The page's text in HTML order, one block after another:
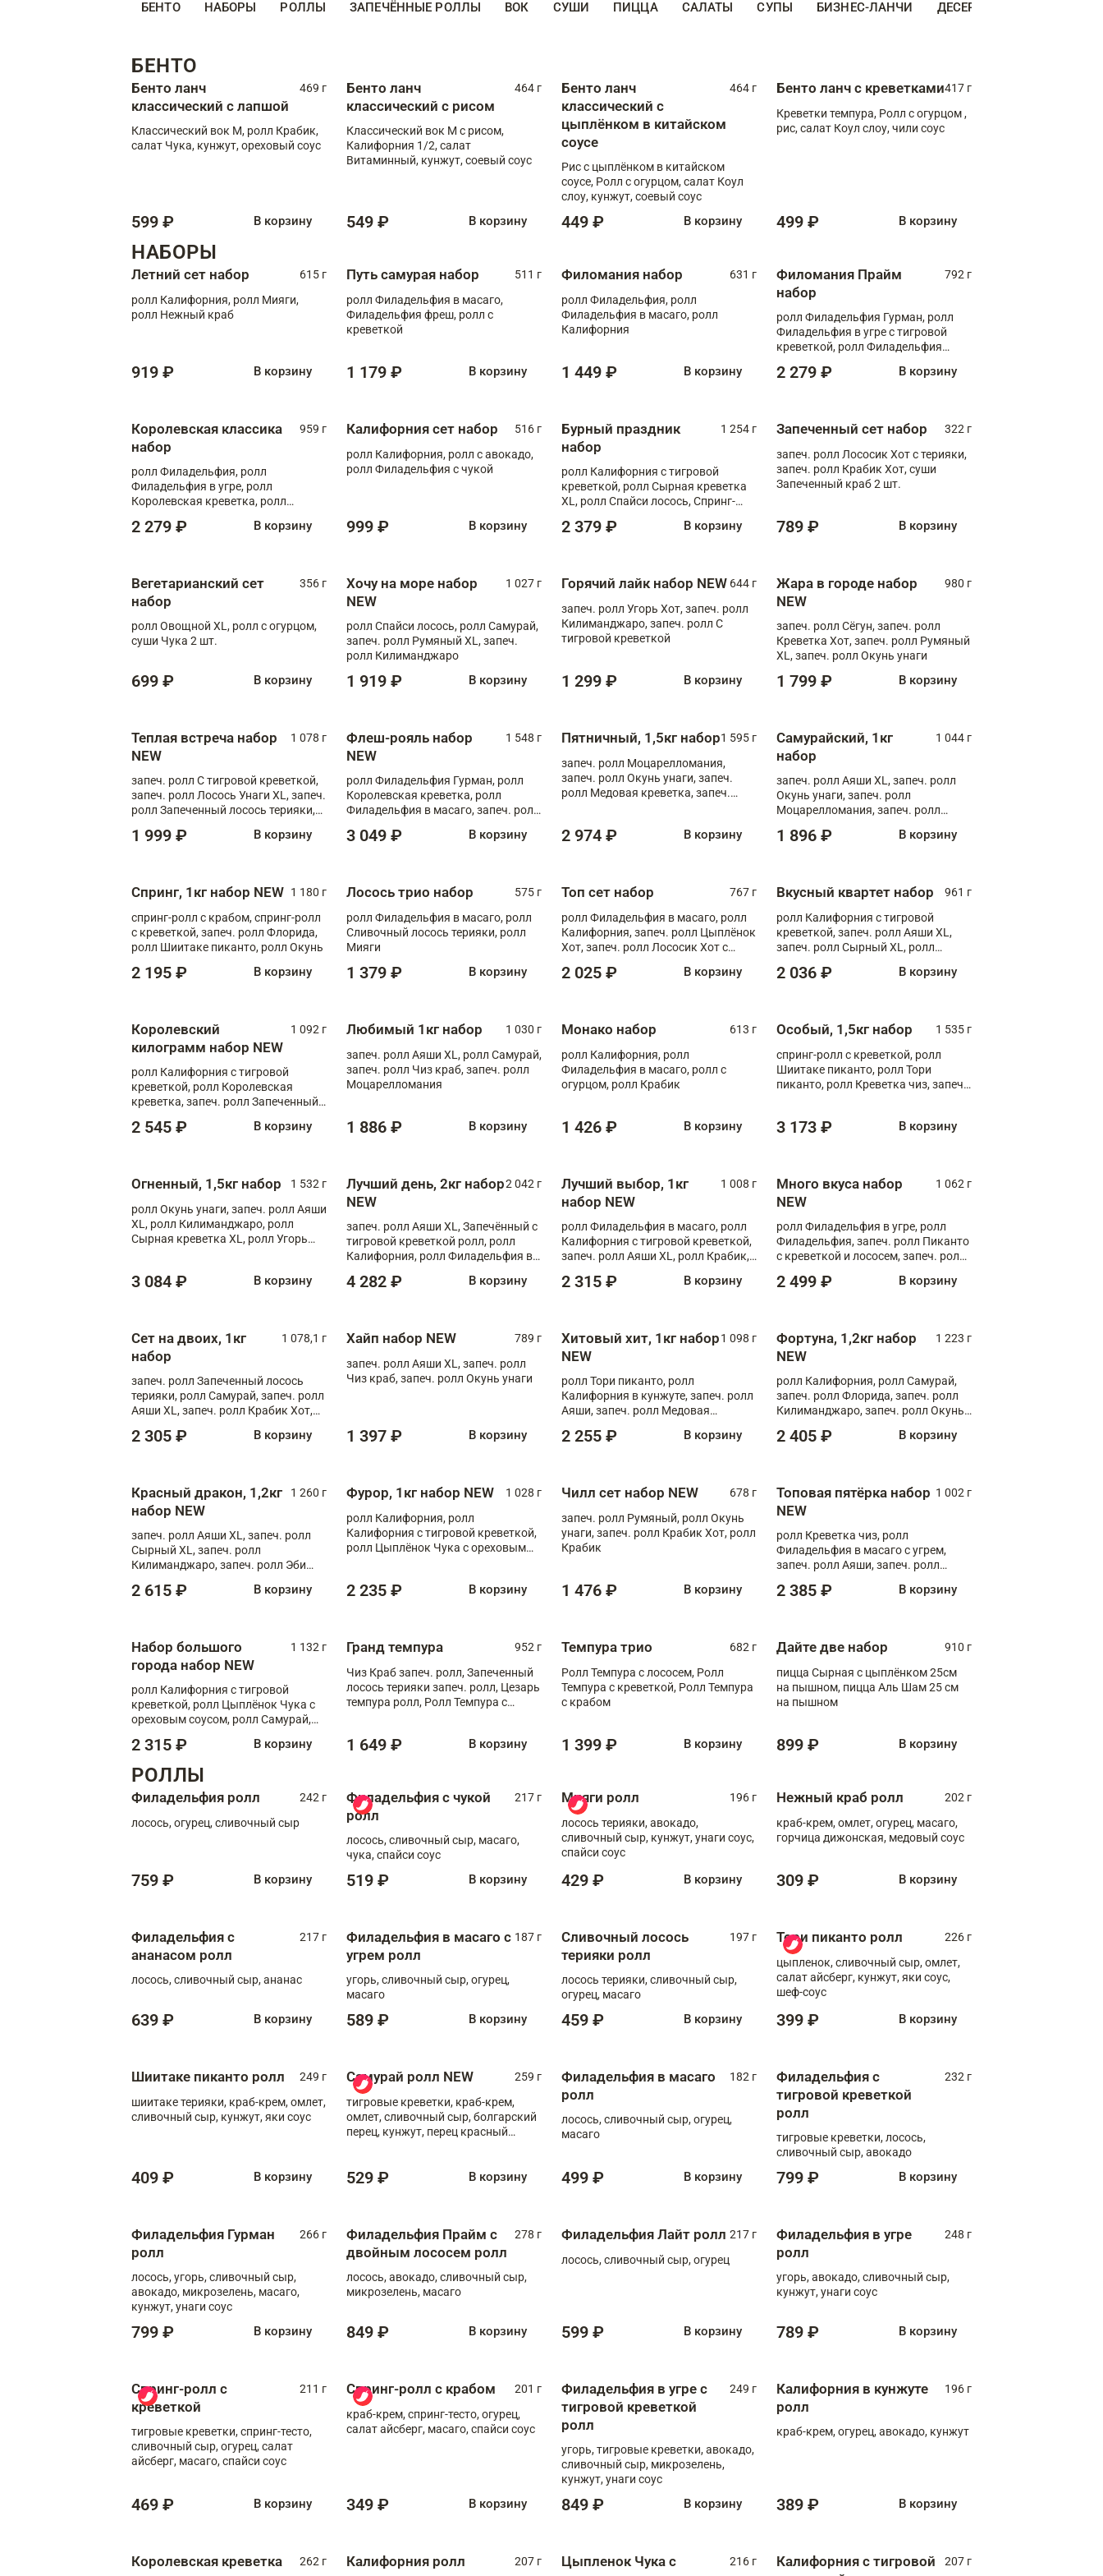
БЕНТО НАБОРЫ РОЛЛЫ ЗАПЕЧЁННЫЕ РОЛЛЫ ВОК СУШИ ПИЦЦА САЛАТЫ СУПЫ БИЗНЕС-ЛАНЧИ ДЕСЕРТЫ
БЕНТО
Бенто ланч
классический с лапшой
469 г
Классический вок М, ролл Крабик,
салат Чука, кунжут, ореховый соус
599 ₽ В корзину
Бенто ланч
классический с рисом
464 г
Классический вок М с рисом,
Калифорния 1/2, салат
Витаминный, кунжут, соевый соус
549 ₽ В корзину
Бенто ланч
классический с
цыплёнком в китайском
соусе
464 г
Рис с цыплёнком в китайском
соусе, Ролл с огурцом, салат Коул
слоу, кунжут, соевый соус
449 ₽ В корзину
Бенто ланч с креветками417 г
Креветки темпура, Ролл с огурцом ,
рис, салат Коул слоу, чили соус
499 ₽ В корзину
НАБОРЫ
Летний сет набор
615 г
ролл Калифорния, ролл Мияги,
ролл Нежный краб
919 ₽ В корзину
Путь самурая набор
511 г
ролл Филадельфия в масаго,
Филадельфия фреш, ролл с
креветкой
1 179 ₽ В корзину
Филомания набор
631 г
ролл Филадельфия, ролл
Филадельфия в масаго, ролл
Калифорния
1 449 ₽ В корзину
Филомания Прайм
набор
792 г
ролл Филадельфия Гурман, ролл
Филадельфия в угре с тигровой
креветкой, ролл Филадельфия
2 279 ₽ В корзину
Королевская классика
набор
959 г
ролл Филадельфия, ролл
Филадельфия в угре, ролл
Королевская креветка, ролл
2 279 ₽ В корзину
Калифорния сет набор
516 г
ролл Калифорния, ролл с авокадо,
ролл Филадельфия с чукой
999 ₽ В корзину
Бурный праздник
набор
1 254 г
ролл Калифорния с тигровой
креветкой, ролл Сырная креветка
XL, ролл Спайси лосось, Спринг-
Медовая креветка
2 379 ₽ В корзину
Запеченный сет набор
322 г
запеч. ролл Лососик Хот с терияки,
запеч. ролл Крабик Хот, суши
Запеченный краб 2 шт.
789 ₽ В корзину
Вегетарианский сет
набор
356 г
ролл Овощной XL, ролл с огурцом,
суши Чука 2 шт.
699 ₽ В корзину
Хочу на море набор
NEW
1 027 г
ролл Спайси лосось, ролл Самурай,
запеч. ролл Румяный XL, запеч.
ролл Килиманджаро
1 919 ₽ В корзину
Горячий лайк набор NEW 644 г
запеч. ролл Угорь Хот, запеч. ролл
Килиманджаро, запеч. ролл С
тигровой креветкой
1 299 ₽ В корзину
Жара в городе набор
NEW
980 г
запеч. ролл Сёгун, запеч. ролл
Креветка Хот, запеч. ролл Румяный
XL, запеч. ролл Окунь унаги
1 799 ₽ В корзину
Теплая встреча набор
NEW
1 078 г
запеч. ролл С тигровой креветкой,
запеч. ролл Лосось Унаги XL, запеч.
ролл Запеченный лосось терияки,
1 999 ₽ В корзину
Флеш-рояль набор
NEW
1 548 г
ролл Филадельфия Гурман, ролл
Королевская креветка, ролл
Филадельфия в масаго, запеч. ролл
Тигровая креветка с моцареллой,
3 049 ₽ В корзину
Пятничный, 1,5кг набор1 595 г
запеч. ролл Моцарелломания,
запеч. ролл Окунь унаги, запеч.
ролл Медовая креветка, запеч.
2 974 ₽ В корзину
Самурайский, 1кг
набор
1 044 г
запеч. ролл Аяши XL, запеч. ролл
Окунь унаги, запеч. ролл
Моцарелломания, запеч. ролл
1 896 ₽ В корзину
Спринг, 1кг набор NEW 1 180 г
спринг-ролл с крабом, спринг-ролл
с креветкой, запеч. ролл Флорида,
ролл Шиитаке пиканто, ролл Окунь
2 195 ₽ В корзину
Лосось трио набор
575 г
ролл Филадельфия в масаго, ролл
Сливочный лосось терияки, ролл
Мияги
1 379 ₽ В корзину
Топ сет набор
767 г
ролл Филадельфия в масаго, ролл
Калифорния, запеч. ролл Цыплёнок
Хот, запеч. ролл Лососик Хот с
2 025 ₽ В корзину
Вкусный квартет набор
961 г
ролл Калифорния с тигровой
креветкой, запеч. ролл Аяши XL,
запеч. ролл Сырный XL, ролл
2 036 ₽ В корзину
Королевский
килограмм набор NEW
1 092 г
ролл Калифорния с тигровой
креветкой, ролл Королевская
креветка, запеч. ролл Запеченный
XL, запеч. ролл Крабик Хот
2 545 ₽ В корзину
Любимый 1кг набор
1 030 г
запеч. ролл Аяши XL, ролл Самурай,
запеч. ролл Чиз краб, запеч. ролл
Моцарелломания
1 886 ₽ В корзину
Монако набор
613 г
ролл Калифорния, ролл
Филадельфия в масаго, ролл с
огурцом, ролл Крабик
1 426 ₽ В корзину
Особый, 1,5кг набор
1 535 г
спринг-ролл с креветкой, ролл
Шиитаке пиканто, ролл Тори
пиканто, ролл Креветка чиз, запеч.
3 173 ₽ В корзину
Огненный, 1,5кг набор
1 532 г
ролл Окунь унаги, запеч. ролл Аяши
XL, ролл Килиманджаро, ролл
Сырная креветка XL, ролл Угорь
3 084 ₽ В корзину
Лучший день, 2кг набор
NEW
2 042 г
запеч. ролл Аяши XL, Запечённый с
тигровой креветкой ролл, ролл
Калифорния, ролл Филадельфия в
запеч. ролл Моцарелломания, ролл
4 282 ₽ В корзину
Лучший выбор, 1кг
набор NEW
1 008 г
ролл Филадельфия в масаго, ролл
Калифорния с тигровой креветкой,
запеч. ролл Аяши XL, ролл Крабик,
2 315 ₽ В корзину
Много вкуса набор
NEW
1 062 г
ролл Филадельфия в угре, ролл
Филадельфия, запеч. ролл Пиканто
с креветкой и лососем, запеч. ролл
2 499 ₽ В корзину
Сет на двоих, 1кг
набор
1 078,1 г
запеч. ролл Запеченный лосось
терияки, ролл Самурай, запеч. ролл
Аяши XL, запеч. ролл Крабик Хот,
2 305 ₽ В корзину
Хайп набор NEW
789 г
запеч. ролл Аяши XL, запеч. ролл
Чиз краб, запеч. ролл Окунь унаги
1 397 ₽ В корзину
Хитовый хит, 1кг набор
NEW
1 098 г
ролл Тори пиканто, ролл
Калифорния в кунжуте, запеч. ролл
Аяши, запеч. ролл Медовая
чукой
2 255 ₽ В корзину
Фортуна, 1,2кг набор
NEW
1 223 г
ролл Калифорния, ролл Самурай,
запеч. ролл Флорида, запеч. ролл
Килиманджаро, запеч. ролл Окунь
2 405 ₽ В корзину
Красный дракон, 1,2кг
набор NEW
1 260 г
запеч. ролл Аяши XL, запеч. ролл
Сырный XL, запеч. ролл
Килиманджаро, запеч. ролл Эби
краб
2 615 ₽ В корзину
Фурор, 1кг набор NEW
1 028 г
ролл Калифорния, ролл
Калифорния с тигровой креветкой,
ролл Цыплёнок Чука с ореховым
2 235 ₽ В корзину
Чилл сет набор NEW
678 г
запеч. ролл Румяный, ролл Окунь
унаги, запеч. ролл Крабик Хот, ролл
Крабик
1 476 ₽ В корзину
Топовая пятёрка набор
NEW
1 002 г
ролл Креветка чиз, ролл
Филадельфия в масаго с угрем,
запеч. ролл Аяши, запеч. ролл
2 385 ₽ В корзину
Набор большого
города набор NEW
1 132 г
ролл Калифорния с тигровой
креветкой, ролл Цыплёнок Чука с
ореховым соусом, ролл Самурай,
ролл с крабом
2 315 ₽ В корзину
Гранд темпура
952 г
Чиз Краб запеч. ролл, Запеченный
лосось терияки запеч. ролл, Цезарь
темпура ролл, Ролл Темпура с
1 649 ₽ В корзину
Темпура трио
682 г
Ролл Темпура с лососем, Ролл
Темпура с креветкой, Ролл Темпура
с крабом
1 399 ₽ В корзину
Дайте две набор
910 г
пицца Сырная с цыплёнком 25см
на пышном, пицца Аль Шам 25 см
на пышном
899 ₽ В корзину
РОЛЛЫ
Филадельфия ролл
242 г
лосось, огурец, сливочный сыр
759 ₽ В корзину
Филадельфия с чукой
ролл
217 г
лосось, сливочный сыр, масаго,
чука, спайси соус
519 ₽ В корзину
Мияги ролл
196 г
лосось терияки, авокадо,
сливочный сыр, кунжут, унаги соус,
спайси соус
429 ₽ В корзину
Нежный краб ролл
202 г
краб-крем, омлет, огурец, масаго,
горчица дижонская, медовый соус
309 ₽ В корзину
Филадельфия с
ананасом ролл
217 г
лосось, сливочный сыр, ананас
639 ₽ В корзину
Филадельфия в масаго с
угрем ролл
187 г
угорь, сливочный сыр, огурец,
масаго
589 ₽ В корзину
Сливочный лосось
терияки ролл
197 г
лосось терияки, сливочный сыр,
огурец, масаго
459 ₽ В корзину
Тори пиканто ролл
226 г
цыпленок, сливочный сыр, омлет,
салат айсберг, кунжут, яки соус,
шеф-соус
399 ₽ В корзину
Шиитаке пиканто ролл
249 г
шиитаке терияки, краб-крем, омлет,
сливочный сыр, кунжут, яки соус
409 ₽ В корзину
Самурай ролл NEW
259 г
тигровые креветки, краб-крем,
омлет, сливочный сыр, болгарский
перец, кунжут, перец красный
529 ₽ В корзину
Филадельфия в масаго
ролл
182 г
лосось, сливочный сыр, огурец,
масаго
499 ₽ В корзину
Филадельфия с
тигровой креветкой
ролл
232 г
тигровые креветки, лосось,
сливочный сыр, авокадо
799 ₽ В корзину
Филадельфия Гурман
ролл
266 г
лосось, угорь, сливочный сыр,
авокадо, микрозелень, масаго,
кунжут, унаги соус
799 ₽ В корзину
Филадельфия Прайм с
двойным лососем ролл
278 г
лосось, авокадо, сливочный сыр,
микрозелень, масаго
849 ₽ В корзину
Филадельфия Лайт ролл 217 г
лосось, сливочный сыр, огурец
599 ₽ В корзину
Филадельфия в угре
ролл
248 г
угорь, авокадо, сливочный сыр,
кунжут, унаги соус
789 ₽ В корзину
Спринг-ролл с
креветкой
211 г
тигровые креветки, спринг-тесто,
сливочный сыр, огурец, салат
айсберг, масаго, спайси соус
469 ₽ В корзину
Спринг-ролл с крабом
201 г
краб-крем, спринг-тесто, огурец,
салат айсберг, масаго, спайси соус
349 ₽ В корзину
Филадельфия в угре с
тигровой креветкой
ролл
249 г
угорь, тигровые креветки, авокадо,
сливочный сыр, микрозелень,
кунжут, унаги соус
849 ₽ В корзину
Калифорния в кунжуте
ролл
196 г
краб-крем, огурец, авокадо, кунжут
389 ₽ В корзину
Королевская креветка
262 г Калифорния ролл 207 г
Цыпленок Чука с
216 г
Калифорния с тигровой
207 г